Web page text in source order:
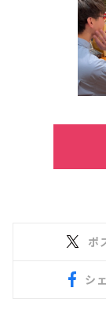
ポ
シ